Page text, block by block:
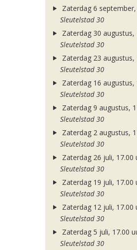
Zaterdag 6
Sleutelstad 30
Zaterdag 30 augustus,
Sleutelstad 30
Zaterdag 23 augustus,
Sleutelstad 30
Zaterdag 16 augustus,
Sleutelstad 30
Zaterdag 9 augustus,
Sleutelstad 30
Zaterdag 2 augustus,
Sleutelstad 30
Zaterdag 26 juli, 17.00
Sleutelstad 30
Zaterdag 19 juli, 17.00
Sleutelstad 30
Zaterdag 12 juli, 17.00
Sleutelstad 30
Zaterdag 5 juli, 17.00
Sleutelstad 30